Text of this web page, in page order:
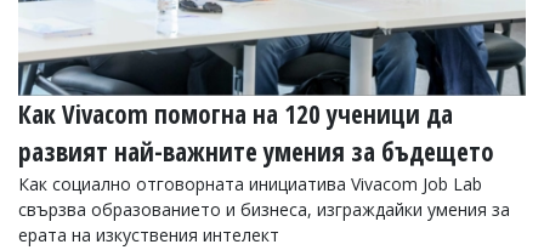
Управители:
Веселин
Василев,
email:
v.vasilev@flagman.bg
Катя
Касабова,
еmail:k.kassabova@flagman.bg
Главен
Как Vivacom помогна на 120 ученици да
развият най-важните умения за бъдещето
Как социално отговорната инициатива Vivacom Job Lab
свързва образованието и бизнеса, изграждайки умения за
ерата на изкуствения интелект